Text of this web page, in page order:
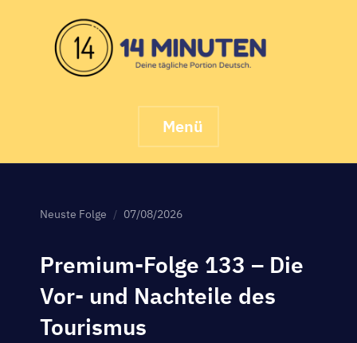
content
Menü
Neuste Folge 07/08/2026
Premium-Folge 133 – Die
Vor- und Nachteile des
Tourismus